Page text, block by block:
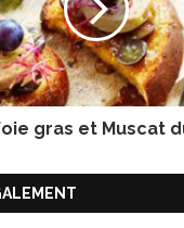
gras et Muscat